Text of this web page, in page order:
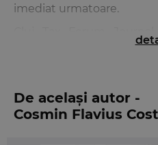
imediat urmatoare.
Cluj Tax Forum
primul rand o structura
continutul revistei si sa
asupra lucrarilor de
De același autor -
Cosmin Flavius